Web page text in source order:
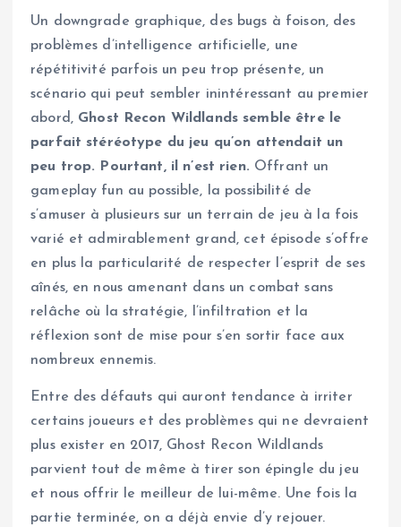
Un downgrade graphique, des bugs à foison, des
problèmes d’intelligence artificielle, une
répétitivité parfois un peu trop présente, un
scénario qui peut sembler inintéressant au premier
abord, Ghost Recon Wildlands semble être le
parfait stéréotype du jeu qu’on attendait un
peu trop. Pourtant, il n’est rien. Offrant un
gameplay fun au possible, la possibilité de
s’amuser à plusieurs sur un terrain de jeu à la fois
varié et admirablement grand, cet épisode s’offre
en plus la particularité de respecter l’esprit de ses
aînés, en nous amenant dans un combat sans
relâche où la stratégie, l’infiltration et la
réflexion sont de mise pour s’en sortir face aux
nombreux ennemis.
Entre des défauts qui auront tendance à irriter
certains joueurs et des problèmes qui ne devraient
plus exister en 2017, Ghost Recon Wildlands
parvient tout de même à tirer son épingle du jeu
et nous offrir le meilleur de lui-même. Une fois la
partie terminée, on a déjà envie d’y rejouer.